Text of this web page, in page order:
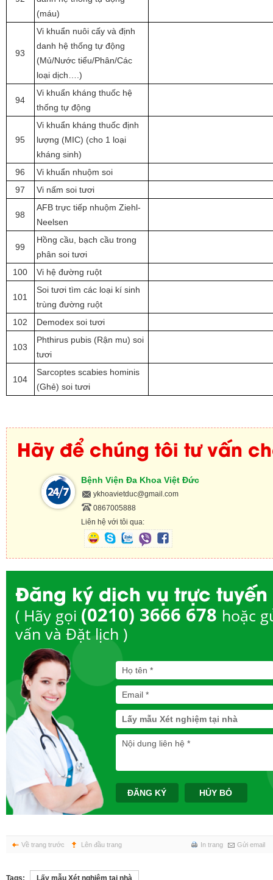
(máu)
93
Vi khuẩn nuôi cấy và định
danh hệ thống tự động
(Mủ/Nước tiểu/Phân/Các
loại dịch….)
94
Vi khuẩn kháng thuốc hệ
thống tự động
95
Vi khuẩn kháng thuốc định
lượng (MIC) (cho 1 loại
kháng sinh)
96
Vi khuẩn nhuộm soi
97
Vi nấm soi tươi
98
AFB trực tiếp nhuộm Ziehl-
Neelsen
99
Hồng cầu, bạch cầu trong
phân soi tươi
100
Vi hệ đường ruột
101
Soi tươi tìm các loại kí sinh
trùng đường ruột
102
Demodex soi tươi
103
Phthirus pubis (Rận mu) soi
tươi
104
Sarcoptes scabies hominis
(Ghẻ) soi tươi
Hãy để chúng tôi tư vấn
Bệnh Viện Đa Khoa Việt Đức
ykhoavietduc@gmail.com
0867005888
Liên hệ với tôi qua:
Đăng ký dịch vụ trực tuyến
( Hãy gọi (0210) 3666 678 hoặc
vấn và Đặt lịch )
Lấy mẫu Xét nghiệm tại nhà
ĐĂNG KÝ HỦY BỎ
Về trang trước Lên đầu trang Gửi email
In trang
Tags: Lấy mẫu Xét nghiệm tại nhà